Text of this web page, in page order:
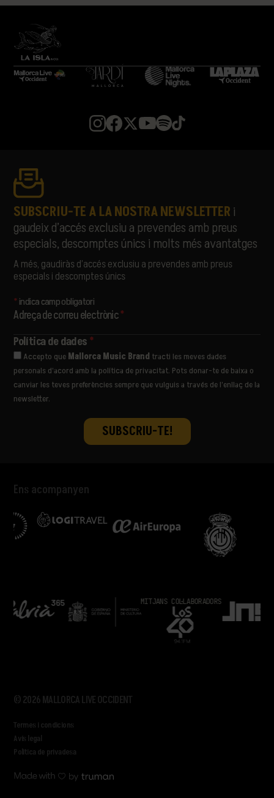
SUBSCRIU-TE A LA NOSTRA NEWSLETTERi
gaudeix d’accés exclusiu a prevendes amb preus
especials, descomptes únics i molts més avantatges
A més, gaudiràs d’accés exclusiu a prevendes amb preus
especials i descomptes únics
*indica camp obligatori
Adreça de correu electrònic*
Política de dades *
Accepto que Mallorca Music Brand tracti les meves dades
personals d’acord amb la política de privacitat. Pots donar-te de baixa o
canviar les teves preferències sempre que vulguis a través de l’enllaç de la
newsletter.
Ens acompanyen
COL·LABOREN
MITJANS COL·LABORADORS
© 2026 MALLORCA LIVE OCCIDENT
Termes i condicions
Avís legal
Política de privadesa